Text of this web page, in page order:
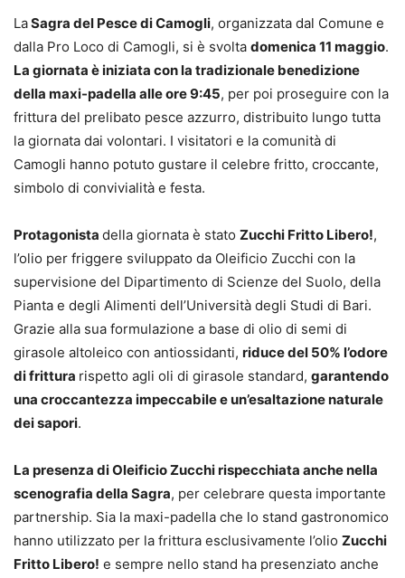
LaSagra del Pesce di Camogli, organizzata dal Comune e
dalla Pro Loco di Camogli, si è svolta domenica 11 maggio.
La giornata è iniziata con la tradizionale benedizione
della maxi-padella alle ore 9:45, per poi proseguire con la
frittura del prelibato pesce azzurro, distribuito lungo tutta
la giornata dai volontari. I visitatori e la comunità di
Camogli hanno potuto gustare il celebre fritto, croccante,
simbolo di convivialità e festa.
Protagonista della giornata è stato Zucchi Fritto Libero!,
l’olio per friggere sviluppato da Oleificio Zucchi con la
supervisione del Dipartimento di Scienze del Suolo, della
Pianta e degli Alimenti dell’Università degli Studi di Bari.
Grazie alla sua formulazione a base di olio di semi di
girasole altoleico con antiossidanti, riduce del 50% l’odore
di frittura rispetto agli oli di girasole standard, garantendo
una croccantezza impeccabile e un’esaltazione naturale
dei sapori.
La presenza di Oleificio Zucchi rispecchiata anche nella
scenografia della Sagra, per celebrare questa importante
partnership. Sia la maxi-padella che lo stand gastronomico
hanno utilizzato per la frittura esclusivamente l’olio Zucchi
Fritto Libero! e sempre nello stand ha presenziato anche